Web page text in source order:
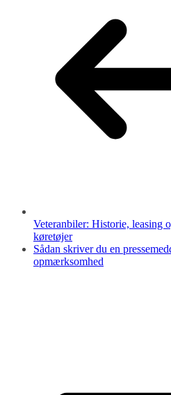
Veteranbiler: Historie, leasing
køretøjer
Sådan skriver du en
opmærksomhed